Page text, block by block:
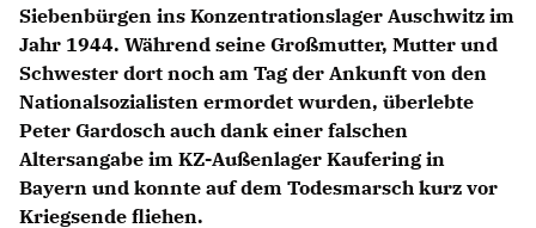
Siebenbürgen ins Konzentrationslager Auschwitz im
Jahr 1944. Während seine Großmutter, Mutter und
Schwester dort noch am Tag der Ankunft von den
Nationalsozialisten ermordet wurden, überlebte
Peter Gardosch auch dank einer falschen
Altersangabe im KZ-Außenlager Kaufering in
Bayern und konnte auf dem Todesmarsch kurz vor
Kriegsende fliehen.